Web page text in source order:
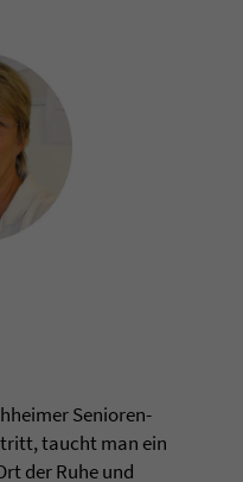
Senio­ren­
taucht man ein
der Ruhe und